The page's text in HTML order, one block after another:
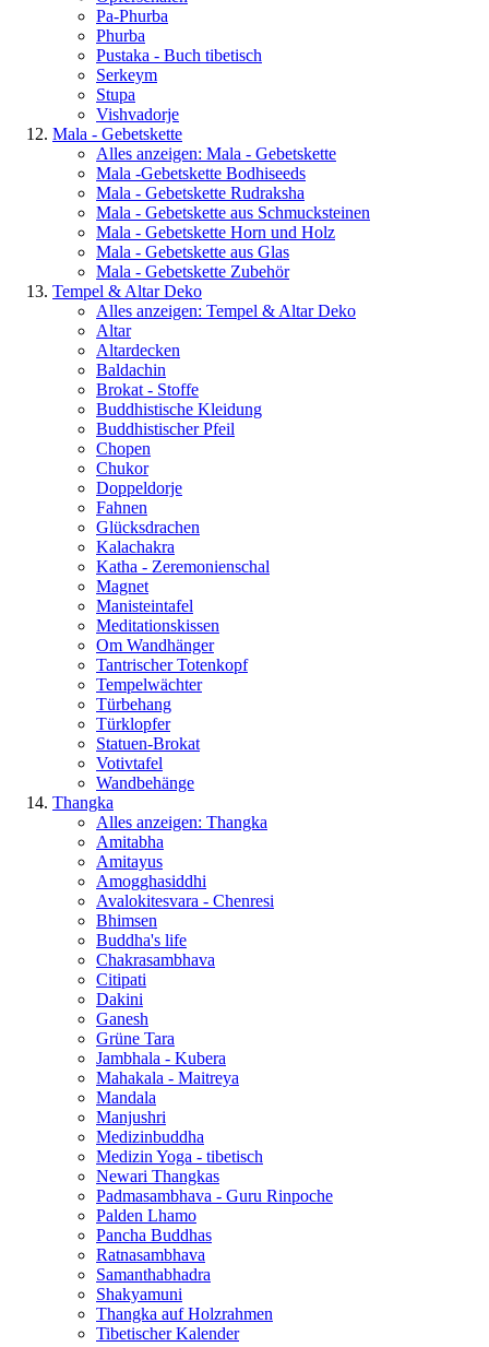
Pa-Phurba
Phurba
Pustaka - Buch tibetisch
Serkeym
Stupa
Vishvadorje
Mala - Gebetskette
Alles anzeigen: Mala - Gebetskette
Mala -Gebetskette Bodhiseeds
Mala - Gebetskette Rudraksha
Mala - Gebetskette aus Schmucksteinen
Mala - Gebetskette Horn und Holz
Mala - Gebetskette aus Glas
Mala - Gebetskette Zubehör
Tempel & Altar Deko
Alles anzeigen: Tempel & Altar Deko
Altar
Altardecken
Baldachin
Brokat - Stoffe
Buddhistische Kleidung
Buddhistischer Pfeil
Chopen
Chukor
Doppeldorje
Fahnen
Glücksdrachen
Kalachakra
Katha - Zeremonienschal
Magnet
Manisteintafel
Meditationskissen
Om Wandhänger
Tantrischer Totenkopf
Tempelwächter
Türbehang
Türklopfer
Statuen-Brokat
Votivtafel
Wandbehänge
Thangka
Alles anzeigen: Thangka
Amitabha
Amitayus
Amogghasiddhi
Avalokitesvara - Chenresi
Bhimsen
Buddha's life
Chakrasambhava
Citipati
Dakini
Ganesh
Grüne Tara
Jambhala - Kubera
Mahakala - Maitreya
Mandala
Manjushri
Medizinbuddha
Medizin Yoga - tibetisch
Newari Thangkas
Padmasambhava - Guru Rinpoche
Palden Lhamo
Pancha Buddhas
Ratnasambhava
Samanthabhadra
Shakyamuni
Thangka auf Holzrahmen
Tibetischer Kalender